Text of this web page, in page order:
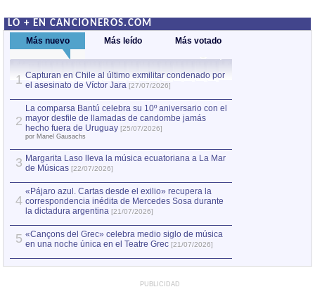
LO + EN CANCIONEROS.COM
Más nuevo Más leído Más votado
1 Capturan en Chile al último exmilitar condenado por
el asesinato de Víctor Jara [27/07/2026]
2
La comparsa Bantú celebra su 10º aniversario con el
mayor desfile de llamadas de candombe jamás
hecho fuera de Uruguay [25/07/2026]
por Manel Gausachs
3 Margarita Laso lleva la música ecuatoriana a La Mar
de Músicas [22/07/2026]
4
«Pájaro azul. Cartas desde el exilio» recupera la
correspondencia inédita de Mercedes Sosa durante
la dictadura argentina [21/07/2026]
5 «Cançons del Grec» celebra medio siglo de música
en una noche única en el Teatre Grec [21/07/2026]
PUBLICIDAD